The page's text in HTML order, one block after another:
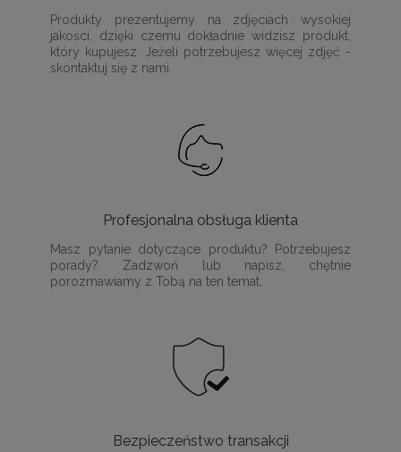
Produkty prezentujemy na zdjęciach wysokiej
jakości, dzięki czemu dokładnie widzisz produkt,
który kupujesz. Jeżeli potrzebujesz więcej zdjęć -
skontaktuj się z nami.
Profesjonalna obsługa klienta
Masz pytanie dotyczące produktu? Potrzebujesz
porady? Zadzwoń lub napisz, chętnie
porozmawiamy z Tobą na ten temat.
Bezpieczeństwo transakcji